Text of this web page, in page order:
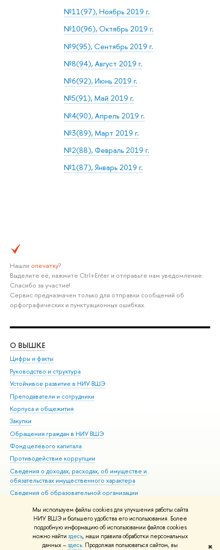
Мы используем файлы cookies для улучшения работы сайта
НИУ ВШЭ и большего удобства его использования. Более
подробную информацию об использовании файлов cookies
можно найти здесь, наши правила обработки персональных
данных –здесь. Продолжая пользоваться сайтом, вы ✖
№11(97), Ноябрь 2019 г.
№10(96), Октябрь 2019 г.
№9(95), Сентябрь 2019 г.
№8(94), Август 2019 г.
№6(92), Июнь 2019 г.
№5(91), Май 2019 г.
№4(90), Апрель 2019 г.
№3(89), Март 2019 г.
№2(88), Февраль 2019 г.
№1(87), Январь 2019 г.
Нашли опечатку?
Выделите её, нажмите Ctrl+Enter и отправьте нам уведомление.
Спасибо за участие!
Сервис предназначен только для отправки сообщений об
орфографических и пунктуационных ошибках.
О ВЫШКЕ
Цифры и факты
Руководство и структура
Устойчивое развитие в НИУ ВШЭ
Преподаватели и сотрудники
Корпуса и общежития
Закупки
Обращения граждан в НИУ ВШЭ
Фонд целевого капитала
Противодействие коррупции
Сведения о доходах, расходах, об имуществе и
обязательствах имущественного характера
Сведения об образовательной организации
Людям с ограниченными возможностями здоровья
Единая платежная страница
Работа в Вышке